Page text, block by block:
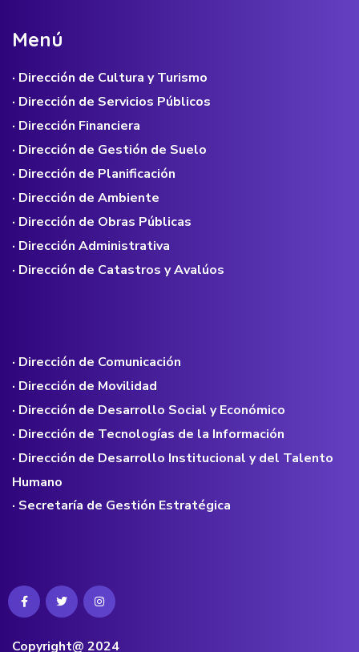
Menú
· Dirección de Cultura y Turismo
· Dirección de Servicios Públicos
· Dirección Financiera
· Dirección de Gestión de Suelo
· Dirección de Planificación
· Dirección de Ambiente
· Dirección de Obras Públicas
· Dirección Administrativa
· Dirección de Catastros y Avalúos
· Dirección de Comunicación
· Dirección de Movilidad
· Dirección de Desarrollo Social y Económico
· Dirección de Tecnologías de la Información
· Dirección de Desarrollo Institucional y del Talento
Humano
· Secretaría de Gestión Estratégica
Copyright@ 2024